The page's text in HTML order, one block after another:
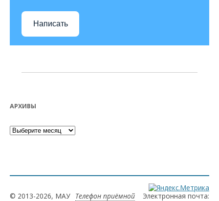
Написать
АРХИВЫ
Архивы
© 2013-2026, МАУ
Телефон приёмной
Электронная почта: